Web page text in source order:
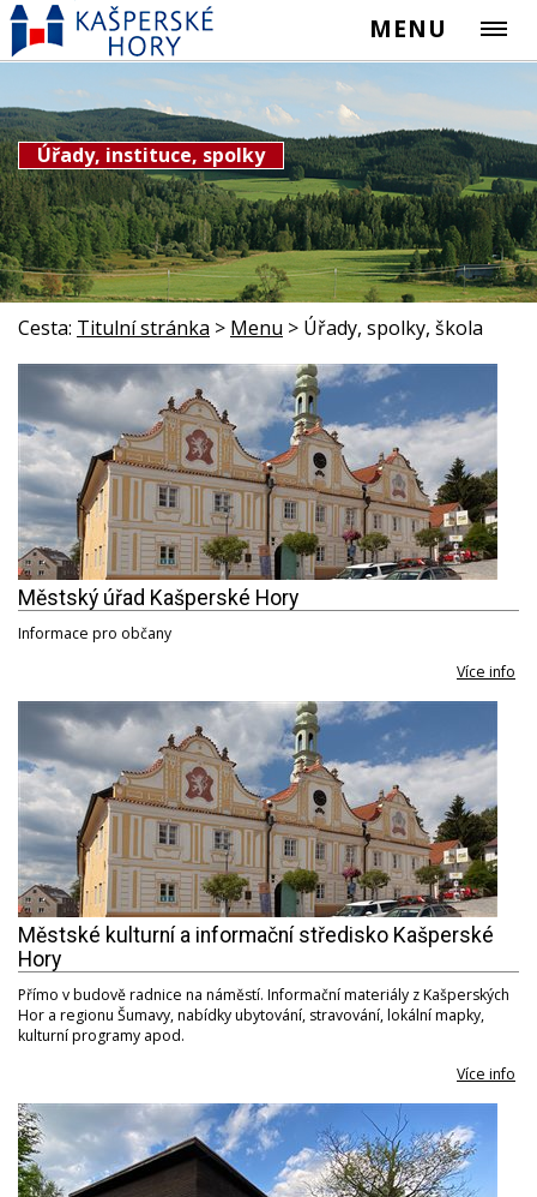
MENU
Úřady, instituce, spolky
Cesta: Titulní stránka > Menu > Úřady, spolky, škola
Městský úřad Kašperské Hory
Informace pro občany
Více info
Městské kulturní a informační středisko Kašperské
Hory
Přímo v budově radnice na náměstí. Informační materiály z Kašperských
Hor a regionu Šumavy, nabídky ubytování, stravování, lokální mapky,
kulturní programy apod.
Více info